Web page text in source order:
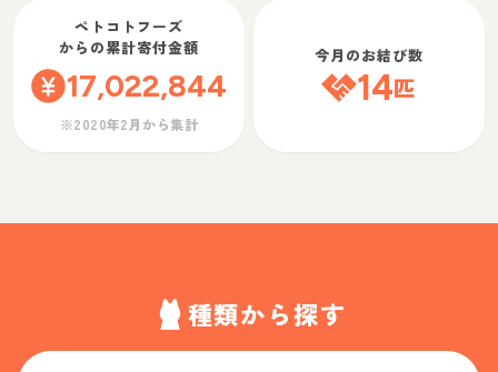
ペトコトフーズ
からの累計寄付金額
17,022,844
※2020年2月から集計
今月のお結び数
14匹
種類から探す